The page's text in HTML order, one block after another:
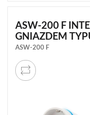
ASW-200 F
GNIAZDEM
ASW-200 F